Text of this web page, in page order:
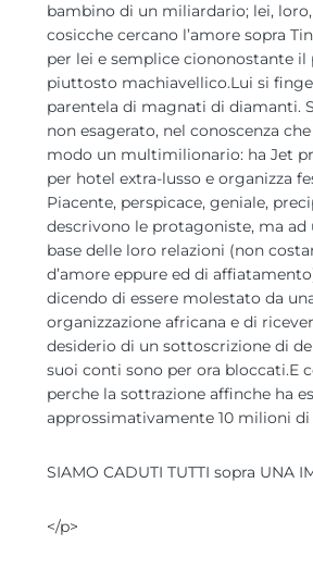
bambino di un miliardario; lei,
cosicche cercano l’amore sopra
per lei e semplice ciononostante il
piuttosto machiavellico.Lui si finge
parentela di magnati di diamanti.
non esagerato, nel conoscenza
modo un multimilionario: ha Jet
per hotel extra-lusso e organizza
Piacente, perspicace, geniale,
descrivono le protagoniste, ma ad
base delle loro relazioni (non
d’amore eppure ed di
dicendo di essere molestato da
organizzazione africana e di
desiderio di un sottoscrizione di
suoi conti sono per ora bloccati.E
perche la sottrazione affinche ha
approssimativamente 10 milioni
SIAMO CADUTI TUTTI sopra UNA
</p>